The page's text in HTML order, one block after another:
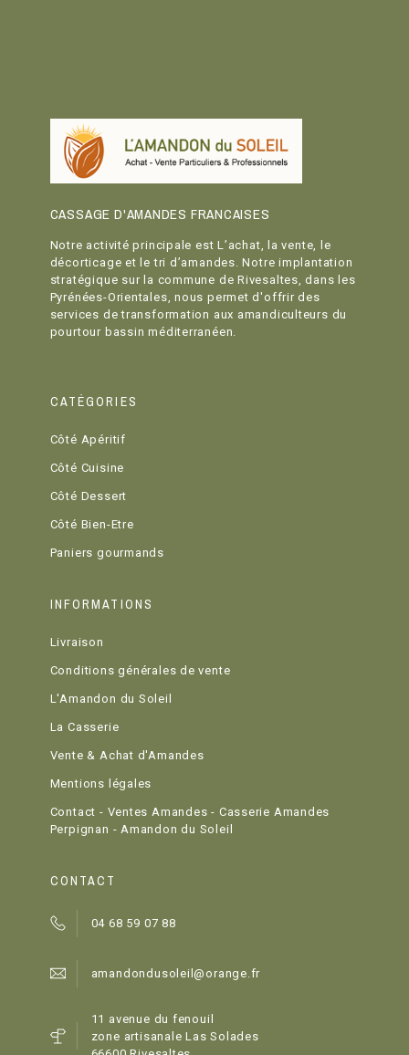
CASSAGE D'AMANDES FRANCAISES
Notre activité principale est L’achat, la vente, le
décorticage et le tri d’amandes. Notre implantation
stratégique sur la commune de Rivesaltes, dans les
Pyrénées-Orientales, nous permet d'offrir des
services de transformation aux amandiculteurs du
pourtour bassin méditerranéen.
CATÉGORIES
Côté Apéritif
Côté Cuisine
Côté Dessert
Côté Bien-Etre
Paniers gourmands
INFORMATIONS
Livraison
Conditions générales de vente
L'Amandon du Soleil
La Casserie
Vente & Achat d'Amandes
Mentions légales
Contact - Ventes Amandes - Casserie Amandes
Perpignan - Amandon du Soleil
CONTACT
04 68 59 07 88
amandondusoleil@orange.fr
11 avenue du fenouil
zone artisanale Las Solades